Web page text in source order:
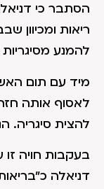
הסתבר כי
ריאות ומכיוון
להמנע
מיד עם תום
לאסוף אותה
להצית סיגריה.
בעקבות חויה זו
דניאלה